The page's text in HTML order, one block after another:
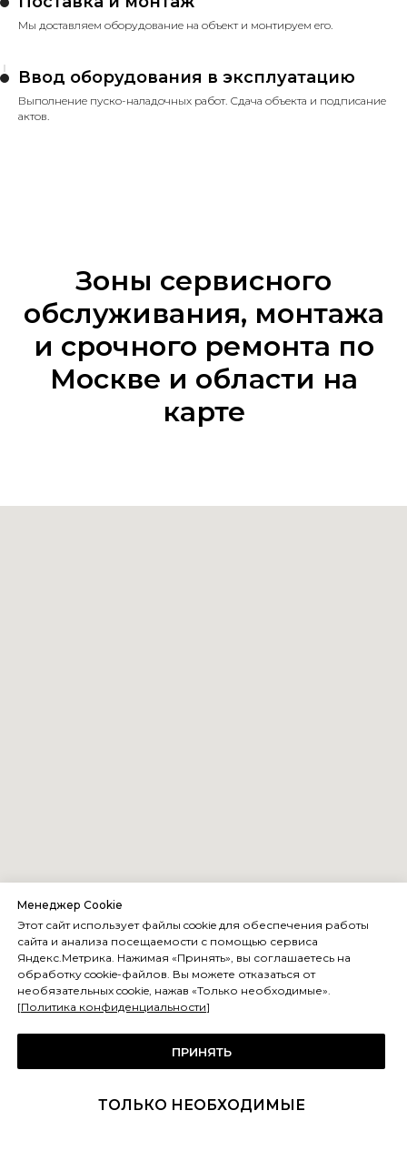
Мы доставляем оборудование на объект и монтируем его.
Ввод оборудования в эксплуатацию
Выполнение пуско-наладочных работ. Сдача объекта и подписание
актов.
Зоны сервисного
обслуживания, монтажа
и срочного ремонта по
Москве и области на
карте
Компания по монтажу, обслуживанию и
Менеджер Cookie
Этот сайт использует файлы cookie для обеспечения работы
сайта и анализа посещаемости с помощью сервиса
Яндекс.Метрика. Нажимая «Принять», вы соглашаетесь на
обработку cookie-файлов. Вы можете отказаться от
необязательных cookie, нажав «Только необходимые».
[Политика конфиденциальности]
ПРИНЯТЬ
ТОЛЬКО НЕОБХОДИМЫЕ